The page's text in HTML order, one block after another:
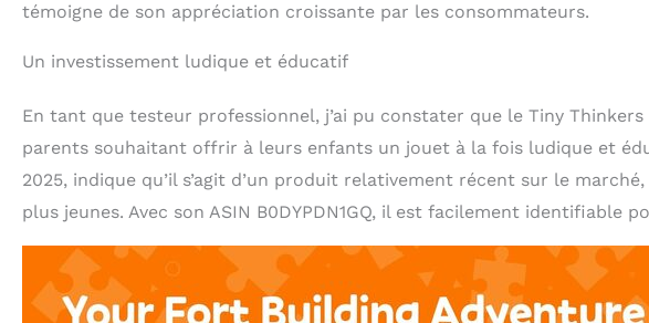
témoigne de son appréciation croissante par les consommateurs.
Un investissement ludique et éducatif
En tant que testeur professionnel, j’ai pu constater que le Tiny
parents souhaitant offrir à leurs enfants un jouet à la fois ludique et
2025, indique qu’il s’agit d’un produit relativement récent sur le
plus jeunes. Avec son ASIN B0DYPDN1GQ, il est facilement identifiable